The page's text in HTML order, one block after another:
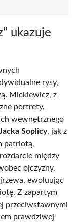
ukazuje
rysy,
Mickiewicz, z
portrety,
wewnętrznego
Soplicy, jak z
patriotą,
między
ojczyzny.
ewoluując
Z zapartym
przeciwstawnymi
prawdziwej